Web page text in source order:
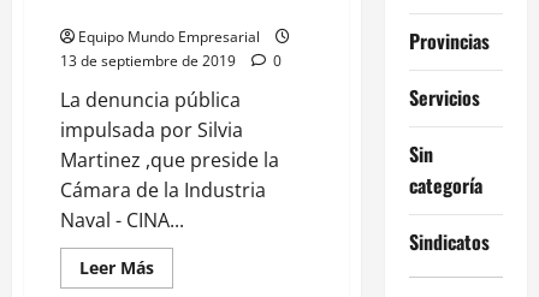
Equipo Mundo Empresarial
13 de septiembre de 2019
0
La denuncia pública
impulsada por Silvia
Martinez ,que preside la
Cámara de la Industria
Naval - CINA...
Leer MásLeer
más
Provincias
Servicios
Sin
categoría
Sindicatos